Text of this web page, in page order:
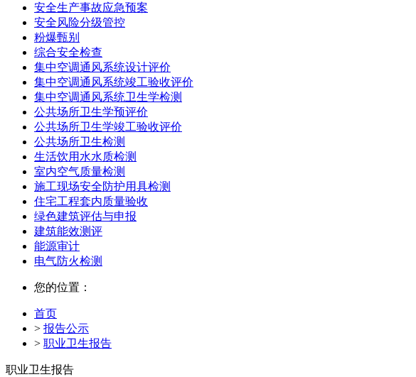
安全生产事故应急预案
安全风险分级管控
粉爆甄别
综合安全检查
集中空调通风系统设计评价
集中空调通风系统竣工验收评价
集中空调通风系统卫生学检测
公共场所卫生学预评价
公共场所卫生学竣工验收评价
公共场所卫生检测
生活饮用水水质检测
室内空气质量检测
施工现场安全防护用具检测
住宅工程套内质量验收
绿色建筑评估与申报
建筑能效测评
能源审计
电气防火检测
您的位置：
首页
> 报告公示
> 职业卫生报告
职业卫生报告